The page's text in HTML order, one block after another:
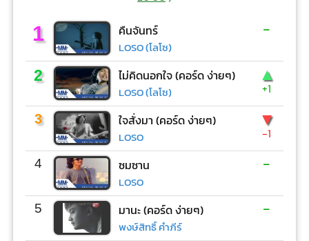
1 คืนจันทร์
LOSO (โลโซ)
-
2 ไม่คิดนอกใจ (คอร์ด ง่ายๆ)
LOSO (โลโซ)
▲
+1
3 ใจสั่งมา (คอร์ด ง่ายๆ)
LOSO
▼
-1
4 ซมซาน
LOSO
-
5 มานะ (คอร์ด ง่ายๆ)
พงษ์สิทธิ์ คำภีร์
-